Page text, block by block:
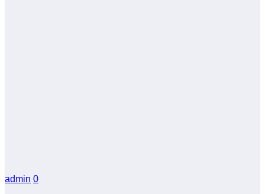
admin 0